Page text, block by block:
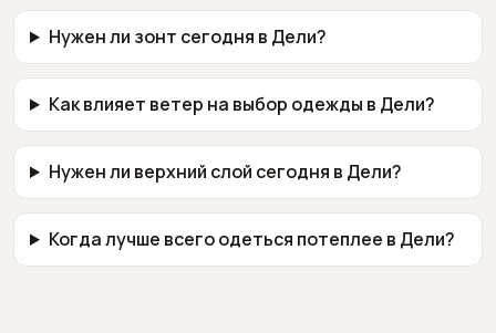
Нужен ли зонт сегодня в Дели?
Как влияет ветер на выбор одежды в Дели?
Нужен ли верхний слой сегодня в Дели?
Когда лучше всего одеться потеплее в Дели?